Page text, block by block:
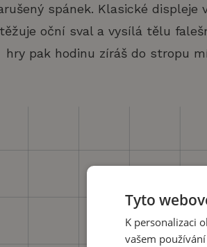
spánek. Klasické displeje
oční sval a vysílá tělu
hry pak hodinu zíráš do stropu
Tyto
K personalizaci
vašem